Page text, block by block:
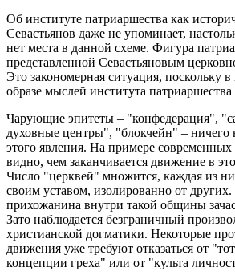
Об институте патриаршества как
Севастьянов даже не упоминает,
нет места в данной схеме. Фигура
представленной Севастьяновым
Это закономерная ситуация, поскольку в
образе мыслей института патриаршества
Чарующие эпитеты – "конфедерация",
духовные центры", "блокчейн" – ничего
этого явления. На примере современных
видно, чем заканчивается движение в
Число "церквей" множится, каждая из
своим уставом, изолированно от
прихожанина внутри такой общины
Зато наблюдается безграничный
христианской догматики. Некоторые
движения уже требуют отказаться от
концепции греха" или от "культа